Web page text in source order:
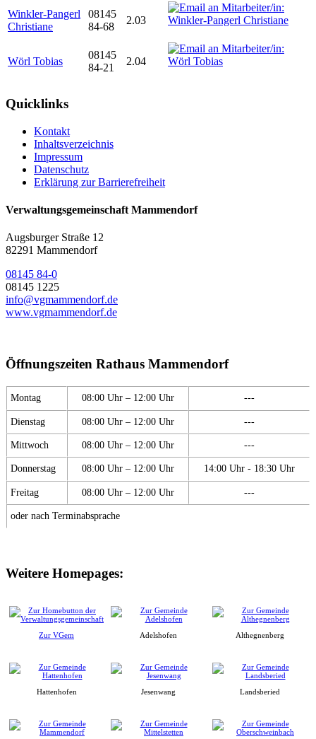
Winkler-Pangerl
Christiane
08145
84-68
2.03
Wörl Tobias
08145
84-21
2.04
Quicklinks
Kontakt
Inhaltsverzeichnis
Impressum
Datenschutz
Erklärung zur Barrierefreiheit
Verwaltungsgemeinschaft Mammendorf
Augsburger Straße 12
82291 Mammendorf
08145 84-0
08145 1225
info@vgmammendorf.de
www.vgmammendorf.de
Öffnungszeiten Rathaus Mammendorf
Montag 08:00 Uhr – 12:00 Uhr ---
Dienstag 08:00 Uhr – 12:00 Uhr ---
Mittwoch 08:00 Uhr – 12:00 Uhr ---
Donnerstag 08:00 Uhr – 12:00 Uhr 14:00 Uhr - 18:30 Uhr
Freitag 08:00 Uhr – 12:00 Uhr ---
oder nach Terminabsprache
Weitere Homepages:
Zur VGem Adelshofen Althegnenberg
Hattenhofen Jesenwang Landsberied